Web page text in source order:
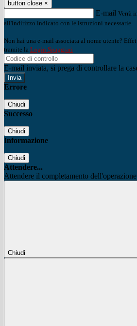
button close ×
E-mail Verrà
all'indirizzo indicato con le istruzioni necessarie.
Non hai una e-mail associata al nome utente?
tramite la Login Spaggiari
E-mail inviata, si prega di controllare la
Errore
Chiudi
Successo
Chiudi
Informazione
Chiudi
Attendere...
Attendere il completamento
Chiudi